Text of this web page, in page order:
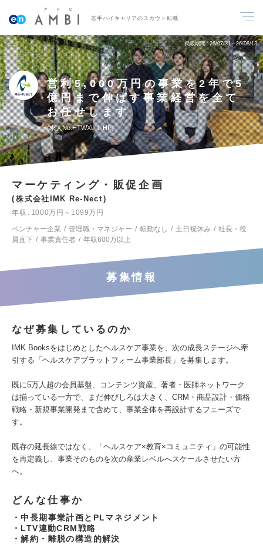
若手ハイキャリアのスカウト転職
掲載期間 26/07/31～26/08/13
営利5,000万円の事業を2年で5
億円まで伸ばす事業経営を全て
お任せします
求人No.HTWXL-1-HP
マーケティング・販促企画
株式会社IMK Re-Nect
年収
1000万円～1099万円
ベンチャー企業
管理職・マネジャー 転勤なし 土日祝休み
社長・役
員直下
事業責任者 年収600万以上
募集情報
なぜ募集しているのか
IMK Booksをはじめとしたヘルスケア事業を、次の成長ステージへ牽
引する「ヘルスケアプラットフォーム事業部長」を募集します。
既に5万人超の会員基盤、コンテンツ資産、著者・医師ネットワーク
は揃っている一方で、まだ伸びしろは大きく、CRM・商品設計・価格
戦略・新規事業開発まで含めて、事業全体を再設計するフェーズで
す。
既存の延長線ではなく、「ヘルスケア×教育×コミュニティ」の可能性
を再定義し、事業そのものを次の産業レベルへスケールさせたい方
へ。
どんな仕事か
・中長期事業計画とPLマネジメント
・LTV連動CRM戦略
・解約・離脱の構造的解決